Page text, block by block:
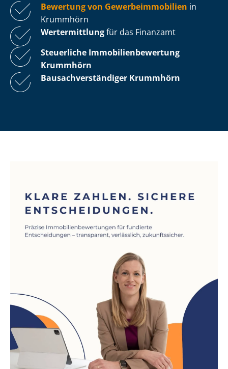
Bewertung von Ge­wer­be­im­mo­bi­li­en in
Krummhörn
Wertermittlungfür das Finanzamt
Steuerliche Im­mo­bi­li­en­be­wer­tung
Krummhörn
Bau­sach­ver­stän­di­ger Krummhörn